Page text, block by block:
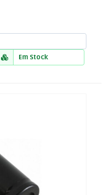
Em Stock